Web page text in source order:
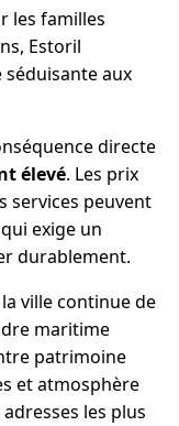
les familles
Estoril
aux
directe
élevé. Les prix
services peuvent
exige un
durablement.
ville continue de
maritime
patrimoine
et atmosphère
les plus